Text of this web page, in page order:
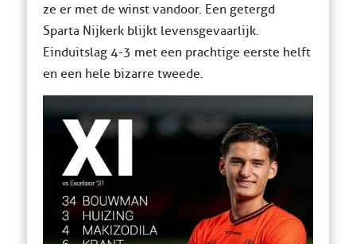
ze er met de winst vandoor. Een getergd
Sparta Nijkerk blijkt levensgevaarlijk.
Einduitslag 4-3 met een prachtige eerste helft
en een hele bizarre tweede.